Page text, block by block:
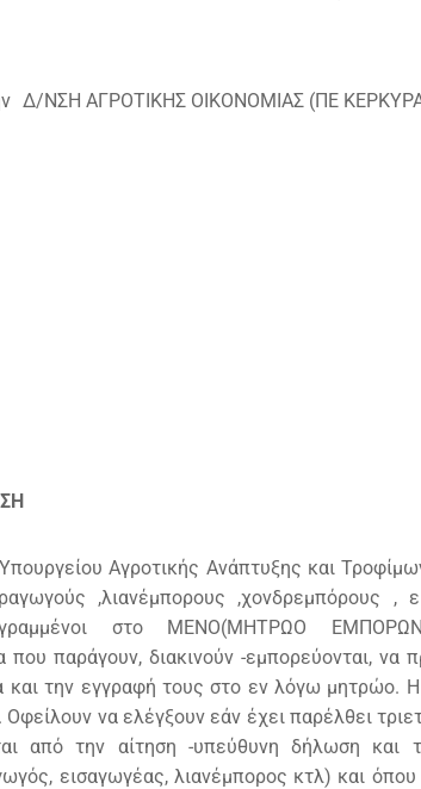
Δ/ΝΣΗ ΑΓΡΟΤΙΚΗΣ ΟΙΚΟΝΟΜΙΑΣ (ΠΕ
Αγροτικής Ανάπτυξης και
,λιανέμπορους ,χονδρεμπόρους ,
στο ΜΕΝΟ(ΜΗΤΡΩΟ
παράγουν, διακινούν -εμπορεύονται, να
και την εγγραφή τους στο εν λόγω μητρώο.
να ελέγξουν εάν έχει παρέλθει
από την αίτηση -υπεύθυνη δήλωση και
εισαγωγέας, λιανέμπορος κτλ) και όπου